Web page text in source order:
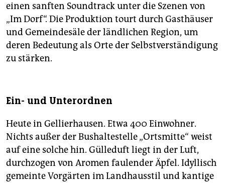
einen sanften Soundtrack unter die Szenen von
„Im Dorf“. Die Produktion tourt durch Gasthäuser
und Gemeindesäle der ländlichen Region, um
deren Bedeutung als Orte der Selbstverständigung
zu stärken.
Ein- und Unterordnen
Heute in Gellierhausen. Etwa 400 Einwohner.
Nichts außer der Bushaltestelle „Ortsmitte“ weist
auf eine solche hin. Gülleduft liegt in der Luft,
durchzogen von Aromen faulender Äpfel. Idyllisch
gemeinte Vorgärten im Landhausstil und kantige